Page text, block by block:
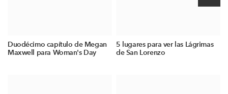
Duodécimo capítulo de Megan
Maxwell para Woman's Day
5 lugares para ver las Lágrimas
de San Lorenzo